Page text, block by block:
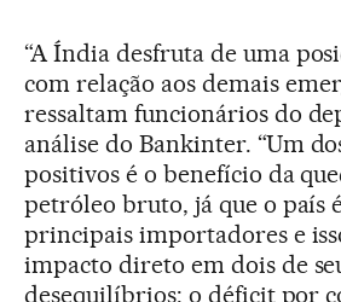
“A Índia desfruta de uma
com relação aos demais
ressaltam funcionários do
análise do Bankinter. “Um
positivos é o benefício da
petróleo bruto, já que o país
principais importadores e
impacto direto em dois de
desequilíbrios: o déficit por